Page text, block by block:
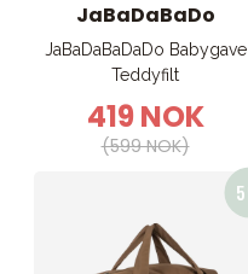
JaBaDaBaDo
JaBaDaBaDaDo Babygave
Teddyfilt
419 NOK
(599 NOK)